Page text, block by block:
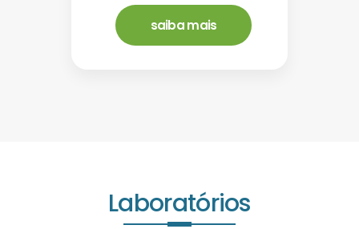
saiba mais
Laboratórios